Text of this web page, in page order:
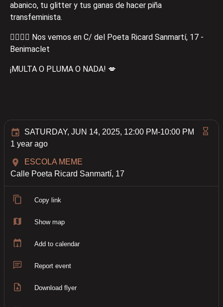
abanico, tu glitter y tus ganas de hacer piña
transfeminista.
🏳‍⚧🏳‍🌈 Nos vemos en C/ del Poeta Ricard Sanmartí, 17 -
Benimaclet
¡MULTA O PLUMA O NADA! 💋
SATURDAY, JUN 14, 2025, 12:00 PM-10:00 PM
1 year ago
ESCOLA MEME
Calle Poeta Ricard Sanmartí, 17
Copy link
Show map
Add to calendar
Report event
Download flyer